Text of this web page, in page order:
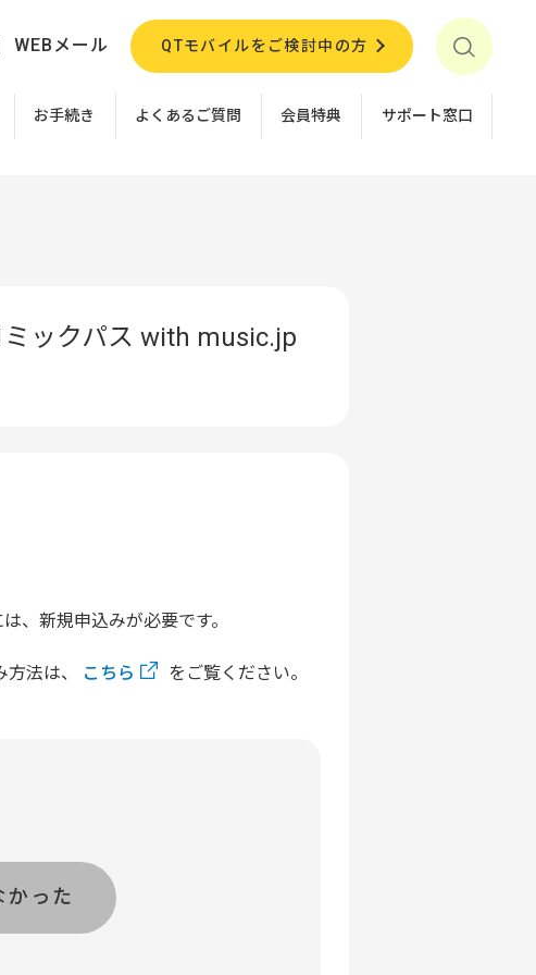
WEBメール QTモバイルをご検討中の方
お手続き よくあるご質問 会員特典 サポート窓口
ックパス with music.jp
、新規申込みが必要です。
法は、
こちら をご覧ください。
かった